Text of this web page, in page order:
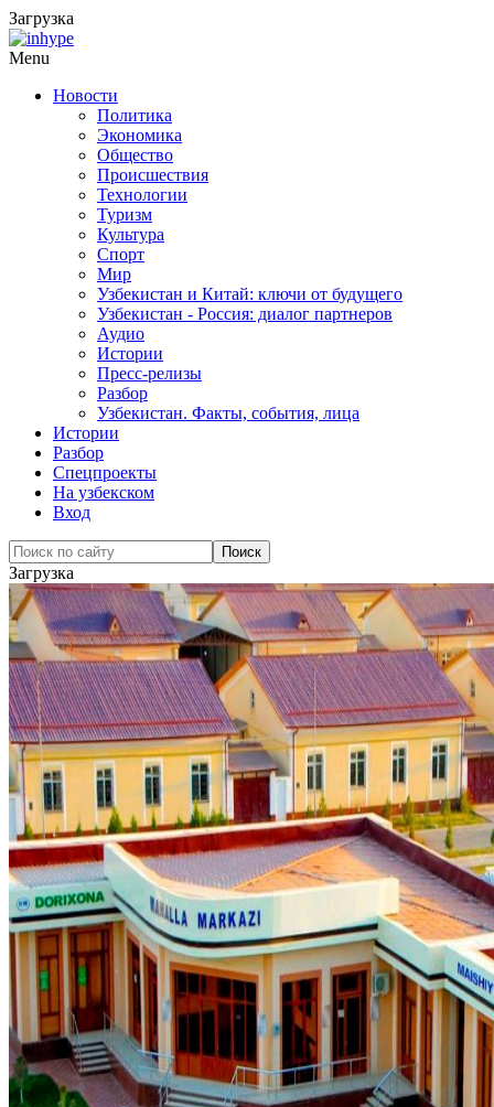
Загрузка
Menu
Новости
Политика
Экономика
Общество
Происшествия
Технологии
Туризм
Культура
Спорт
Мир
Узбекистан и Китай: ключи от будущего
Узбекистан - Россия: диалог партнеров
Аудио
Истории
Пресс-релизы
Разбор
Узбекистан. Факты, события, лица
Истории
Разбор
Спецпроекты
На узбекском
Вход
Загрузка